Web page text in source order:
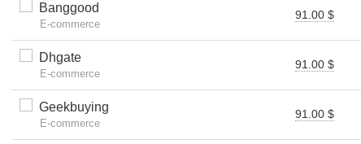
Banggood
E-commerce
91.00 $
Dhgate
E-commerce
91.00 $
Geekbuying
E-commerce
91.00 $